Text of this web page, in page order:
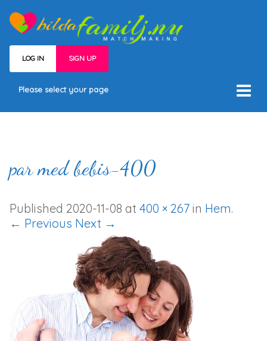
LOG IN SIGN UP
Please select your page
Våra medlemmar
Villkor
par med bebis-400
Published 2020-11-08 at 400 × 267 in Hem.
← Previous Next →